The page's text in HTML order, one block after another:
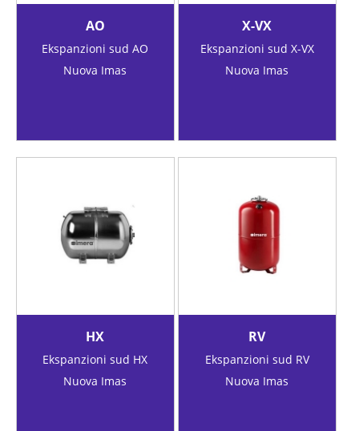
AO
Ekspanzioni sud AO
Nuova Imas
X-VX
Ekspanzioni sud X-VX
Nuova Imas
HX
Ekspanzioni sud HX
Nuova Imas
RV
Ekspanzioni sud RV
Nuova Imas